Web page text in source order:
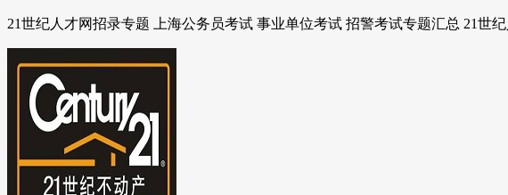
21世纪人才网招录专题 上海公务员考试 事业单位考试 招警考试专题汇总 21世